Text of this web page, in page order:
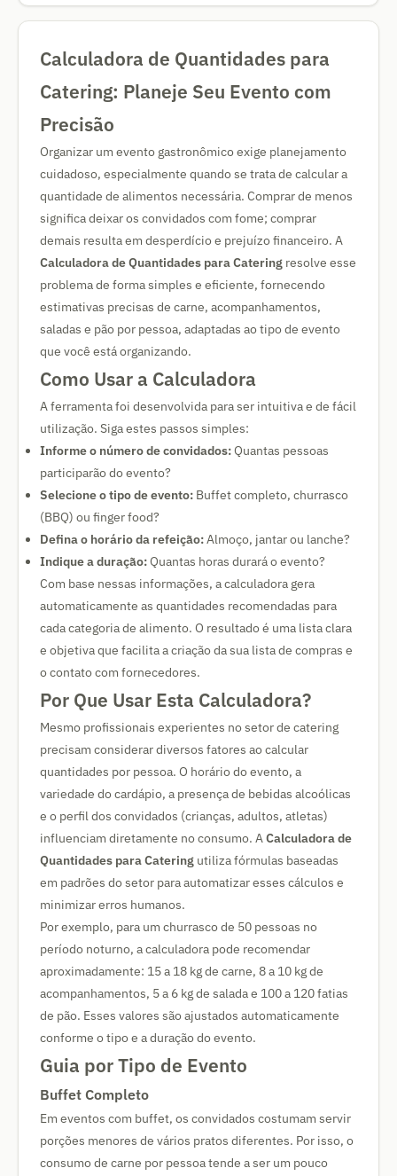
Calculadora de Quantidades para
Catering: Planeje Seu Evento com
Precisão
Organizar um evento gastronômico exige planejamento
cuidadoso, especialmente quando se trata de calcular a
quantidade de alimentos necessária. Comprar de menos
significa deixar os convidados com fome; comprar
demais resulta em desperdício e prejuízo financeiro. A
Calculadora de Quantidades para Catering resolve esse
problema de forma simples e eficiente, fornecendo
estimativas precisas de carne, acompanhamentos,
saladas e pão por pessoa, adaptadas ao tipo de evento
que você está organizando.
Como Usar a Calculadora
A ferramenta foi desenvolvida para ser intuitiva e de fácil
utilização. Siga estes passos simples:
Informe o número de convidados:Quantas pessoas
participarão do evento?
Selecione o tipo de evento: Buffet completo, churrasco
(BBQ) ou finger food?
Defina o horário da refeição:Almoço, jantar ou lanche?
Indique a duração:Quantas horas durará o evento?
Com base nessas informações, a calculadora gera
automaticamente as quantidades recomendadas para
cada categoria de alimento. O resultado é uma lista clara
e objetiva que facilita a criação da sua lista de compras e
o contato com fornecedores.
Por Que Usar Esta Calculadora?
Mesmo profissionais experientes no setor de catering
precisam considerar diversos fatores ao calcular
quantidades por pessoa. O horário do evento, a
variedade do cardápio, a presença de bebidas alcoólicas
e o perfil dos convidados (crianças, adultos, atletas)
influenciam diretamente no consumo. ACalculadora de
Quantidades para Catering utiliza fórmulas baseadas
em padrões do setor para automatizar esses cálculos e
minimizar erros humanos.
Por exemplo, para um churrasco de 50 pessoas no
período noturno, a calculadora pode recomendar
aproximadamente: 15 a 18 kg de carne, 8 a 10 kg de
acompanhamentos, 5 a 6 kg de salada e 100 a 120 fatias
de pão. Esses valores são ajustados automaticamente
conforme o tipo e a duração do evento.
Guia por Tipo de Evento
Buffet Completo
Em eventos com buffet, os convidados costumam servir
porções menores de vários pratos diferentes. Por isso, o
consumo de carne por pessoa tende a ser um pouco